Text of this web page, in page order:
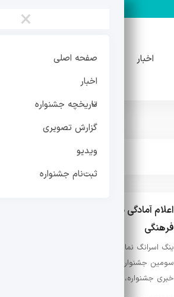
اخبار
تاریخچه
×
صفحه اصلی
اخبار
تاریخچه جشنواره
گزارش تصویری
ویدیو
ثبت‌نام جشنواره
اعلام آمادگی یونسکو برای همکاری و کمک
فرهنگی
ینگ اسرانگ نماینده دفتر یونسکو در تهران ، مورد
سومین جشنواره بین‌المللی چندرسانه‌ای
خبری جشنواره، ینگ اسرانگ نماینده دفتر یونسکو در